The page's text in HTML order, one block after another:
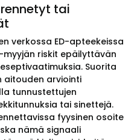
tai
verkossa ED-apteekeissa
riskit epäilyttävän
Suorita
aitouden arviointi
tunnustettujen
tai sinettejä.
fyysinen osoite
nämä signaali